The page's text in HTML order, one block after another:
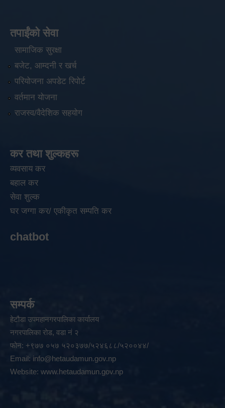
तपाईंको सेवा
सामाजिक सुरक्षा
बजेट, आम्दनी र खर्च
परियोजना अपडेट रिपोर्ट
वर्तमान योजना
राजस्व/वैदेशिक सहयोग
कर तथा शुल्कहरू
व्यवसाय कर
बहाल कर
सेवा शुल्क
घर जग्गा कर/ एकीकृत सम्पति कर
chatbot
सम्पर्क
हेटौडा उपमहानगरपालिका कार्यालय
नगरपालिका रोड, वडा नं २
फोन: +९७७ ०५७ ५२०३७७/५२४६८८/५२००४४/
Email: info@hetaudamun.gov.np
Website: www.hetaudamun.gov.np